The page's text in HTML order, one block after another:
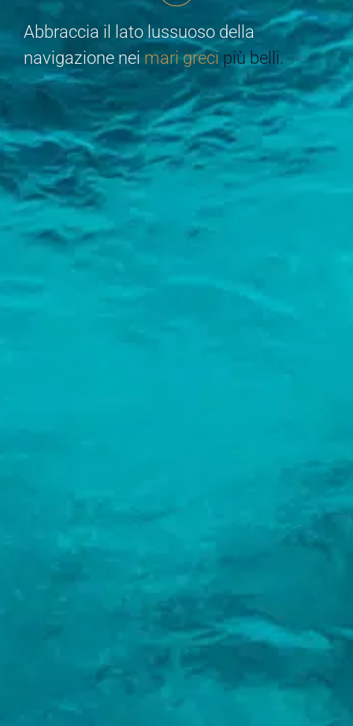
Abbraccia il lato lussuoso della
navigazione nei mari greci più belli.